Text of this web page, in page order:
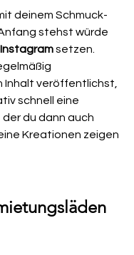
deinem Schmuck-
stehst würde
Instagram setzen.
Inhalt veröffentlichst,
schnell eine
du dann auch
Kreationen zeigen